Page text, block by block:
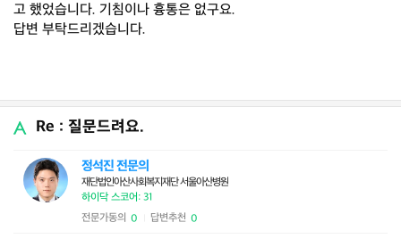
고 했었습니다. 기침이나 흉통은 없구요.
답변 부탁드리겠습니다.
Re : 질문드려요.
정석진 전문의
재단법인아산사회복지재단 서울아산병원
하이닥 스코어: 31
전문가동의 0 답변추천 0